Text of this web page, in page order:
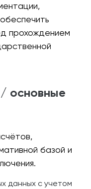
прохождением
основные
базой и
данных с учетом